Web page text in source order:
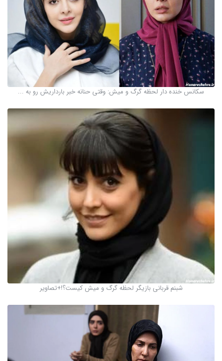
سکانس خنده دار لحظه گرگ و میش: وقتی حنانه خبر بارداریش رو به ...
شبنم قربانی بازیگر لحظه گرگ و میش کیست؟!+تصاویر